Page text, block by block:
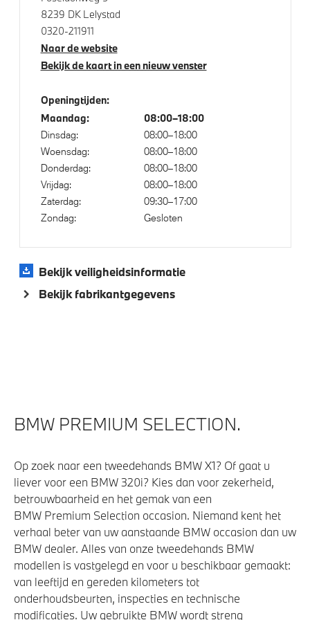
Aandrijving en onderstel
M Sport steering
Steptronic transmissie met dubbele koppeling
M Sportonderstel
Vergrote brandstoftank
Voorbereiding Driving Assistance
Veiligheid
Isofix bevestiging passagierstoel voor
Akoestische waarschuwing veiligheidsgordel
8239 DK Lelystad
0320-211911
Naar de website
Bekijk de kaart in een nieuw venster
Openingtijden:
Maandag:
08:00–18:00
Dinsdag:
08:00–18:00
Woensdag:
08:00–18:00
Donderdag:
08:00–18:00
Vrijdag:
08:00–18:00
Zaterdag:
09:30–17:00
Zondag:
Gesloten
Bekijk veiligheidsinformatie
Bekijk fabrikantgegevens
BMW PREMIUM SELECTION.
Op zoek naar een tweedehands BMW X1? Of gaat u
liever voor een BMW 320i? Kies dan voor zekerheid,
betrouwbaarheid en het gemak van een
BMW Premium Selection occasion. Niemand kent het
verhaal beter van uw aanstaande BMW occasion dan uw
BMW dealer. Alles van onze tweedehands BMW
modellen is vastgelegd en voor u beschikbaar gemaakt:
van leeftijd en gereden kilometers tot
onderhoudsbeurten, inspecties en technische
modificaties. Uw gebruikte BMW wordt streng